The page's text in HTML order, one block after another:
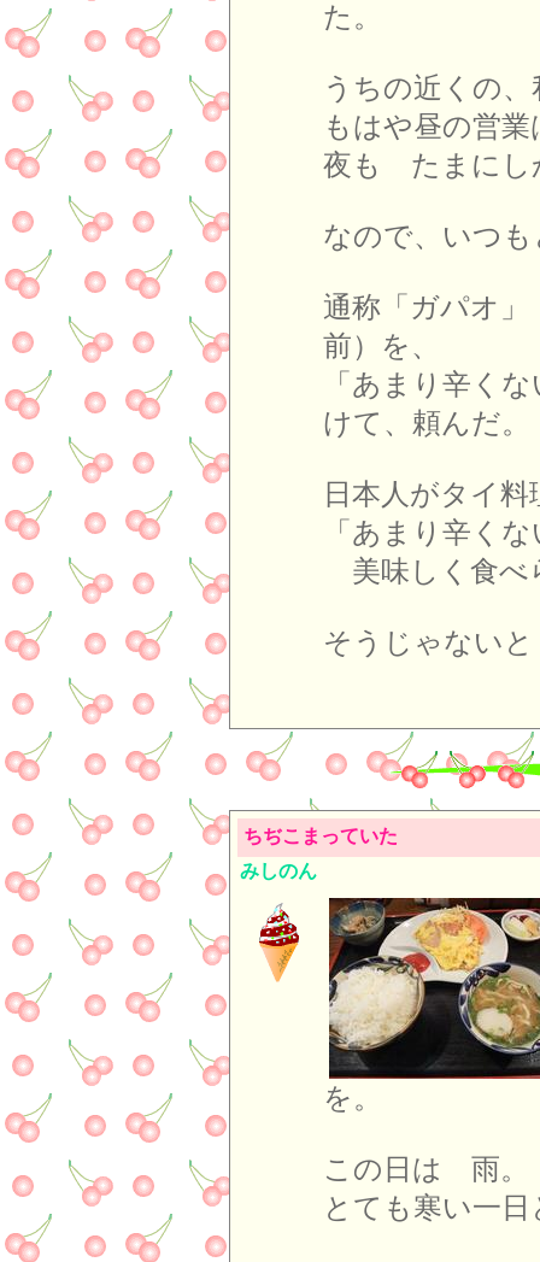
うちの近くの
もはや昼の営
夜も たまに
なので、いつ
通称「ガパオ
前）を、
「あまり辛く
けて、頼んだ。
日本人がタイ
「あまり辛く
美味しく食べ
そうじゃない
ちぢこまっていた
みしのん
この日は 雨。
とても寒い一